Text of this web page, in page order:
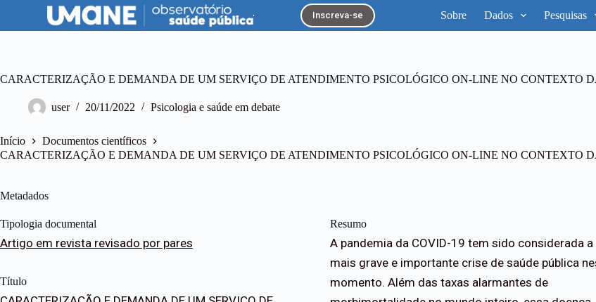
p
c
o
e
ú
o
Inscreva-se Sobre Dados Pesquisas
CARACTERIZAÇÃO E DEMANDA DE UM SERVIÇO DE ATENDIMENTO PSICOLÓGICO ON-LINE NO CONTEXTO
user 20/11/2022 Psicologia e saúde em debate
Início
Documentos científicos
CARACTERIZAÇÃO E DEMANDA DE UM SERVIÇO DE ATENDIMENTO PSICOLÓGICO ON-LINE NO CONTEXTO
Metadados
Tipologia documental
Artigo em revista revisado por pares
Título
Resumo
A pandemia da COVID-19 tem sido considerada a
mais grave e importante crise de saúde pública
momento. Além das taxas alarmantes de